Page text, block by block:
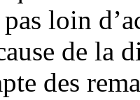
loin
de la
des